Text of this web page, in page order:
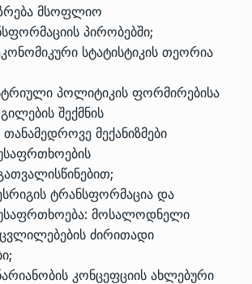
მსოფლიო
პირობებში;
სტატისტიკის თეორია
პოლიტიკის ფორმირებისა
შექმნის
მექანიზმები
ტრანსფორმაცია და
მოსალოდნელი
ცვლილებების ძირითადი
კონცეფციის ახლებური